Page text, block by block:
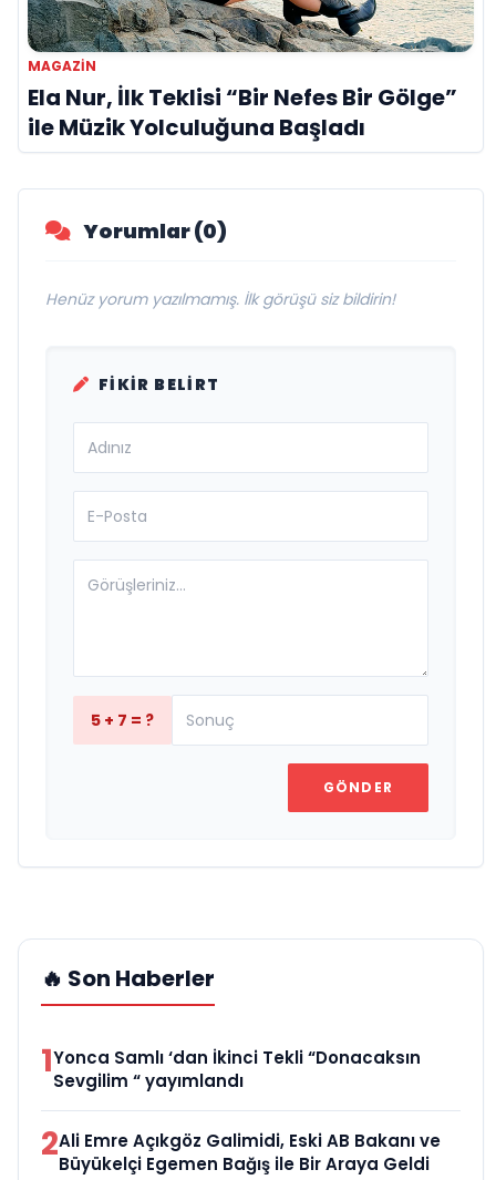
MAGAZIN
Ela Nur, İlk Teklisi “Bir Nefes Bir Gölge”
ile Müzik Yolculuğuna Başladı
Yorumlar (0)
Henüz yorum yazılmamış. İlk görüşü siz bildirin!
FIKIR BELIRT
5 + 7 = ?
GÖNDER
🔥 Son Haberler
1Yonca Samlı ‘dan İkinci Tekli “Donacaksın
Sevgilim “ yayımlandı
2Ali Emre Açıkgöz Galimidi, Eski AB Bakanı ve
Büyükelçi Egemen Bağış ile Bir Araya Geldi